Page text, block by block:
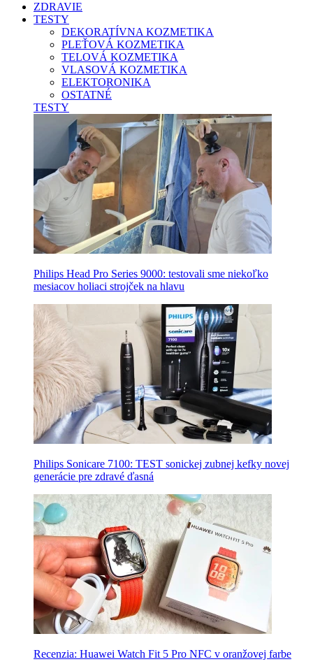
ZDRAVIE
TESTY
DEKORATÍVNA KOZMETIKA
PLEŤOVÁ KOZMETIKA
TELOVÁ KOZMETIKA
VLASOVÁ KOZMETIKA
ELEKTORONIKA
OSTATNÉ
TESTY
Philips Head Pro Series 9000: testovali sme niekoľko
mesiacov holiaci strojček na hlavu
Philips Sonicare 7100: TEST sonickej zubnej kefky novej
generácie pre zdravé ďasná
Recenzia: Huawei Watch Fit 5 Pro NFC v oranžovej farbe